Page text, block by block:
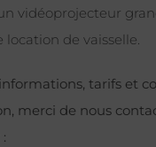
vidéoprojecteur
location de vaisselle.
tarifs et
merci de nous